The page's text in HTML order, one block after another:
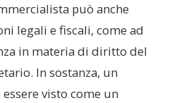
può anche
legali e fiscali, come ad
in materia di diritto del
In sostanza, un
visto come un